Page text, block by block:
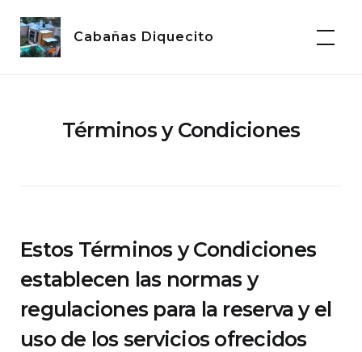
content
Cabañas Diquecito
Términos y Condiciones
Estos Términos y Condiciones
establecen las normas y
regulaciones para la reserva y el
uso de los servicios ofrecidos